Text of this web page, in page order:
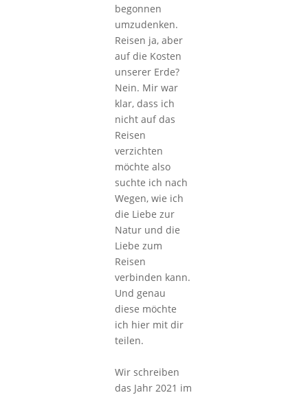
begonnen
umzudenken.
Reisen ja, aber
auf die Kosten
unserer Erde?
Nein. Mir war
klar, dass ich
nicht auf das
Reisen
verzichten
möchte also
suchte ich nach
Wegen, wie ich
die Liebe zur
Natur und die
Liebe zum
Reisen
verbinden kann.
Und genau
diese möchte
ich hier mit dir
teilen.
Wir schreiben
das Jahr 2021 im